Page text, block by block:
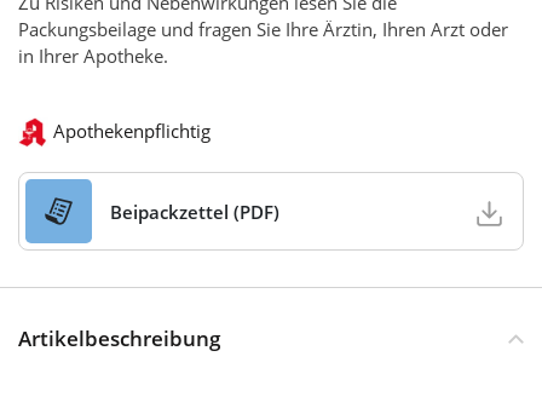
Packungsbeilage und fragen Sie Ihre Ärztin, Ihren Arzt oder
in Ihrer Apotheke.
Apothekenpflichtig
Beipackzettel (PDF)
Artikelbeschreibung